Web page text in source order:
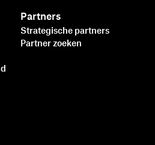
Partners
Strategische partners
Partner zoeken